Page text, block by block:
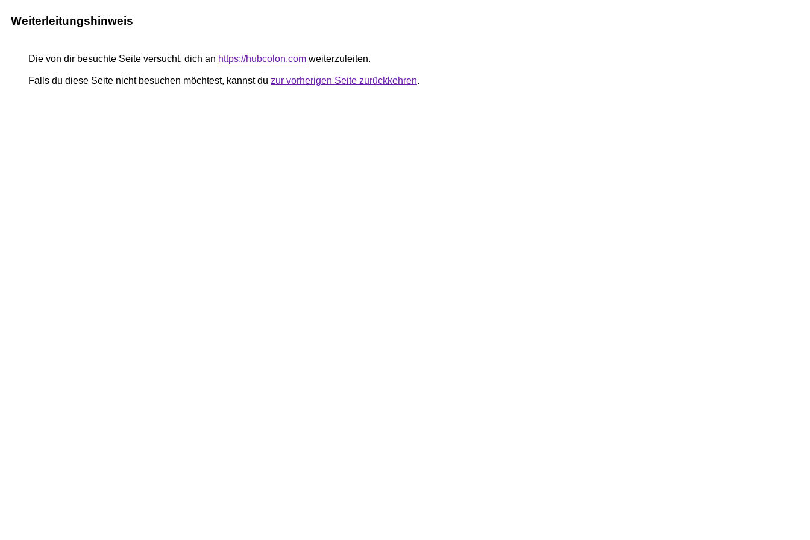
Weiterleitungshinweis
Die von dir besuchte Seite versucht, dich an https://hubcolon.com weiterzuleiten.
Falls du diese Seite nicht besuchen möchtest, kannst du zur vorherigen Seite zurückkehren.